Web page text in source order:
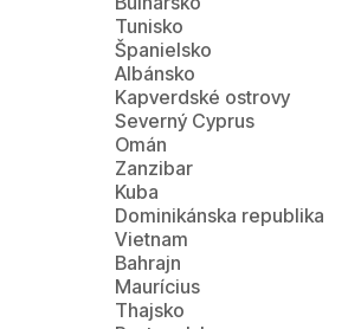
Tunisko
Španielsko
Albánsko
Kapverdské ostrovy
Severný Cyprus
Omán
Zanzibar
Kuba
Dominikánska republika
Vietnam
Bahrajn
Maurícius
Thajsko